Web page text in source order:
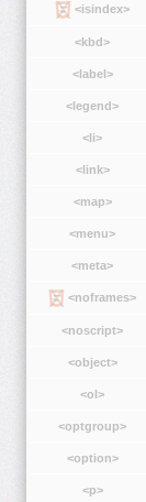
<isindex>
<kbd>
<label>
<legend>
<li>
<link>
<map>
<menu>
<meta>
<noframes>
<noscript>
<object>
<ol>
<optgroup>
<option>
<p>